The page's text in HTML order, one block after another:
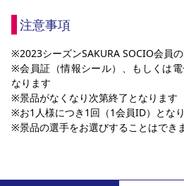
注意事項
※2023シーズンSAKURA SOCIO会員
※会員証（情報シール）、もしくは
なります
※景品がなくなり次第終了となります
※お1人様につき1回（1会員ID）とな
※景品の選手をお選びすることはでき